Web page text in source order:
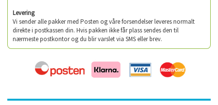
Levering
Vi sender alle pakker med Posten og våre forsendelser leveres normalt
direkte i postkassen din. Hvis pakken ikke får plass sendes den til
nærmeste postkontor og du blir varslet via SMS eller brev.